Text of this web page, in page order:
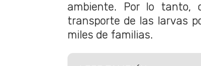
ambiente. Por lo tanto,
transporte de las larvas
miles de familias.